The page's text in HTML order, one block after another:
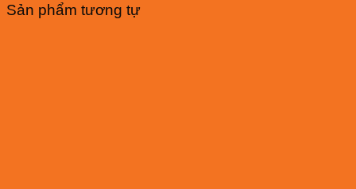
Sản phẩm tương tự